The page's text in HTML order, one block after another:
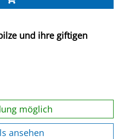
und ihre giftigen
möglich
ansehen